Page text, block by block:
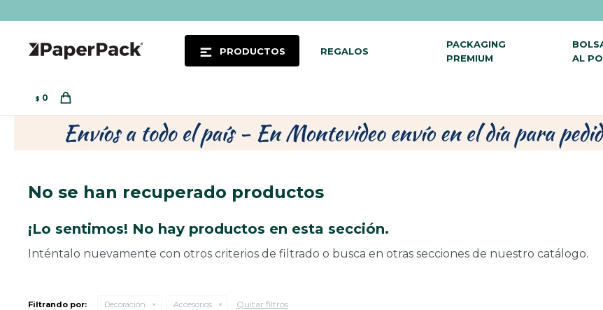
PRODUCTOS REGALOS
PACKAGING
PREMIUM
AL
$ 0
No se han recuperado productos
¡Lo sentimos! No hay productos en esta sección.
Inténtalo nuevamente con otros criterios de filtrado o busca en otras secciones de nuestro catálogo.
Filtrando por: Decoración Accesorios Quitar filtros